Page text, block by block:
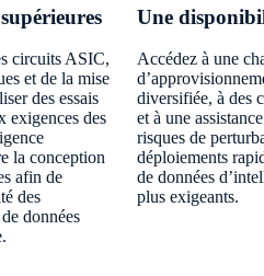
circuits ASIC,
et de la mise
des essais
exigences des
la conception
afin de
des
données
Une
Accédez à une
diversifiée, à des
et à une
risques de
déploiements
de données
plus exigeants.